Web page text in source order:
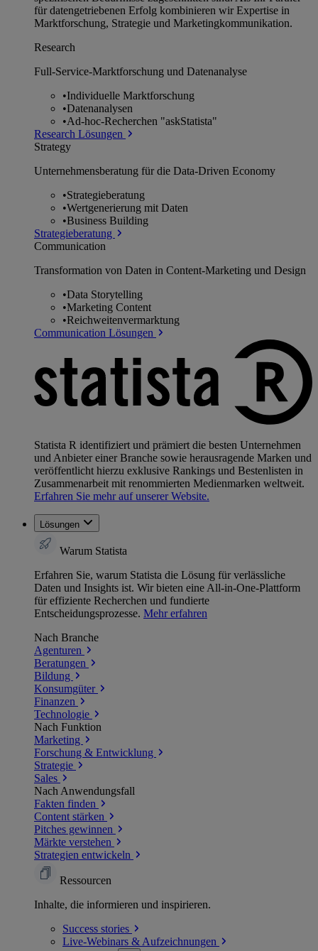
für datengetriebenen Erfolg kombinieren wir Expertise in
Marktforschung, Strategie und Marketingkommunikation.
Research
Full-Service-Marktforschung und Datenanalyse
•Individuelle Marktforschung
•Datenanalysen
•Ad-hoc-Recherchen "askStatista"
Research Lösungen
Strategy
Unternehmens­beratung für die Data-Driven Economy
•Strategieberatung
•Wertgenerierung mit Daten
•Business Building
Strategieberatung
Communication
Transformation von Daten in Content-Marketing und Design
•Data Storytelling
•Marketing Content
•Reichweitenvermarktung
Communication Lösungen
Statista R identifiziert und prämiert die besten Unternehmen
und Anbieter einer Branche sowie herausragende Marken und
veröffentlicht hierzu exklusive Rankings und Bestenlisten in
Zusammenarbeit mit renommierten Medienmarken weltweit.
Erfahren Sie mehr auf unserer Website.
Lösungen
Warum Statista
Erfahren Sie, warum Statista die Lösung für verlässliche
Daten und Insights ist. Wir bieten eine All-in-One-Plattform
für effiziente Recherchen und fundierte
Entscheidungsprozesse. Mehr erfahren
Nach Branche
Agenturen
Beratungen
Bildung
Konsumgüter
Finanzen
Technologie
Nach Funktion
Marketing
Forschung & Entwicklung
Strategie
Sales
Nach Anwendungsfall
Fakten finden
Content stärken
Pitches gewinnen
Märkte verstehen
Strategien entwickeln
Ressourcen
Inhalte, die informieren und inspirieren.
Success stories
Live-Webinars & Aufzeichnungen